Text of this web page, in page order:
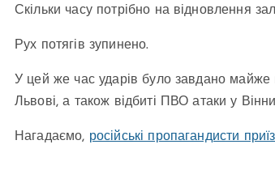
Скільки часу потрібно на відновлення
Рух потягів зупинено.
У цей же час ударів було завдано майже
Львові, а також відбиті ПВО атаки у
Нагадаємо, російські пропагандисти